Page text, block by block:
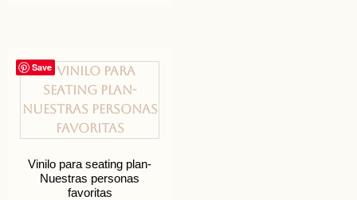
Save
Vinilo para seating plan-
Nuestras personas
favoritas